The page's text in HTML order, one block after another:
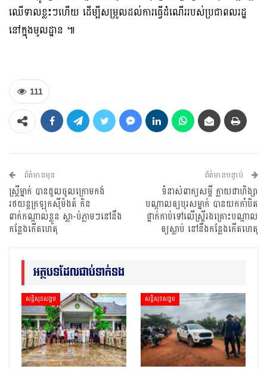
ឈើទាលខ្លះៗហើយ ដើម្បីសម្រូលដល់ការធ្វើដំណើររបស់ប្រជាពលរដ្ឋ
នៅក្នុងមូលដ្ឋាន ៕
111
ព័ត៌មានមុន
ស្ត្រីម្នាក់ បានដួលចូលក្រោមកង់
រថយន្តក្រឡុកសុីម៉ងត៍ កិន
ពាក់កណ្ដាលខ្លួន ស្លា-ប់ភ្លាមៗនៅនឹង
កន្លែងកើតហេតុ
ព័ត៌មានបន្ទាប់
ទំនាស់ពាក្យសម្តី ក្លាយជាហិង្សា
បណ្តាលឲ្យបុរសម្នាក់ បានយកកាំបិត
ផ្គាក់កាប់ទៅលើស្ត្រីរងគ្រោះបណ្តាល
ឲ្យស្លាប់ នៅនឹងកន្លែងកើតហេតុ
អត្ថបទដែលជាប់ទាក់ទង
សន្តិសុខសង្គម សន្តិសុខសង្គម